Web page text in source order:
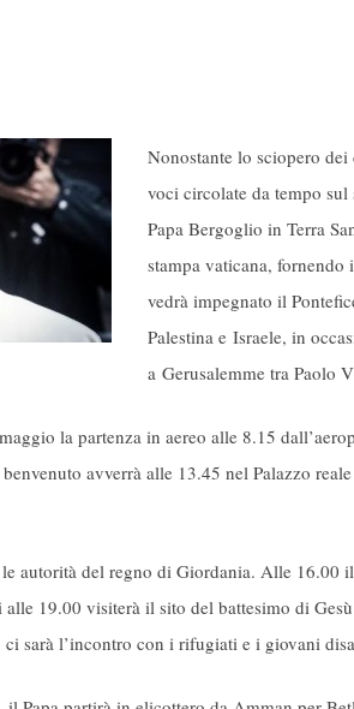
Nonostante lo sciopero
voci circolate da tempo
Papa Bergoglio in Terra
stampa vaticana,
vedrà impegnato il
Palestina e Israele, in
a Gerusalemme tra Paolo
la partenza in aereo alle 8.15
avverrà alle 13.45 nel Palazzo
autorità del regno di Giordania. Alle 16.00
19.00 visiterà il sito del battesimo di
ci sarà l’incontro con i rifugiati e i giovani